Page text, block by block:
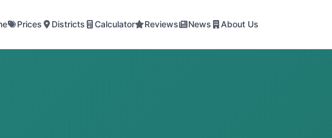
Prices Districts Calculator Reviews News About Us